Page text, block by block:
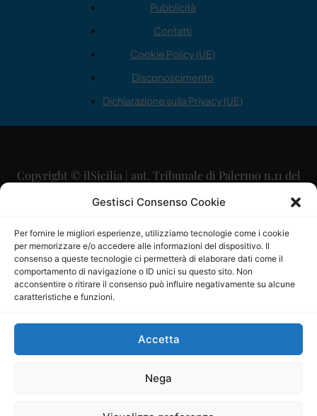
Gestisci Consenso Cookie
Per fornire le migliori esperienze, utilizziamo tecnologie come i cookie
per memorizzare e/o accedere alle informazioni del dispositivo. Il
consenso a queste tecnologie ci permetterà di elaborare dati come il
comportamento di navigazione o ID unici su questo sito. Non
acconsentire o ritirare il consenso può influire negativamente su alcune
caratteristiche e funzioni.
Accetta
Nega
Pubblicità
Contatti
Cookie Policy (UE)
Disconoscimento
Dichiarazione sulla Privacy (UE)
Copyright © ilSicilia | aut. Tribunale di Palermo n.11 del
29/09/2015
Direttore Editoriale: Maurizio Scaglione
Direttore Responsabile: Maria Calabrese
P.IVA: 06334930820
Mercurio Comunicazione Società Cooperativa a r.l. è
iscritta al Registro degli Operatori di Comunicazione al